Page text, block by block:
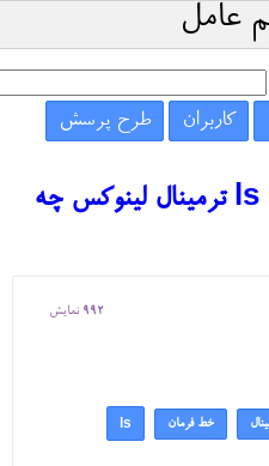
عامل
کاربران طرح پرسش
پارامتر --size در دستور ls ترمینال لینوکس چه
992 نمایش
خط فرمان ls